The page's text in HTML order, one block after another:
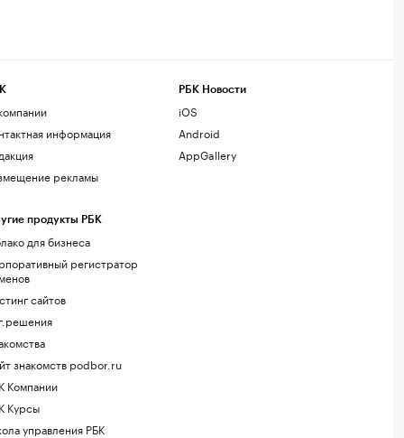
информация
рекламы
продукты РБК
для бизнеса
регистратор
сайтов
знакомств podbor.ru
Компании
Курсы
управления РБК
РБК Новости
iOS
Android
AppGallery